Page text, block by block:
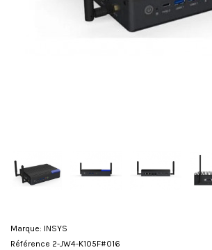
Marque: INSYS
Référence 2-JW4-K105F#016